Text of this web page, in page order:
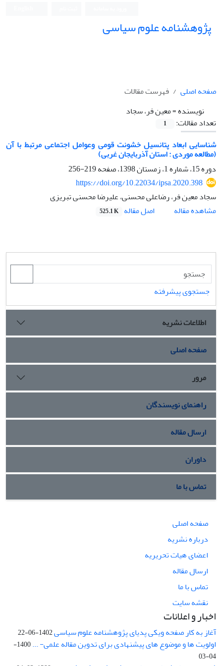
پژوهشنامه علوم سیاسی
صفحه اصلی
فهرست مقالات
نویسنده =معین فر، سجاد
تعداد مقالات:
1
شناسایی ابعاد پتانسیل خشونت قومی وعوامل اجتماعی مرتبط با آن
(مطالعه موردی : استان آذربایجان غربی)
دوره 15، شماره 1، زمستان 1398، صفحه
219-256
https://doi.org/10.22034/ipsa.2020.398
سجاد معین فر، رضاعلی محسنی، علیرضا محسنی تبریزی
مشاهده مقاله
اصل مقاله 525.1 K
جستجوی پیشرفته
اطلاعات نشریه
صفحه اصلی
مرور
راهنمای نویسندگان
ارسال مقاله
داوران
تماس با ما
صفحه اصلی
درباره نشریه
اعضای هیات تحریریه
ارسال مقاله
تماس با ما
نقشه سایت
اخبار و اعلانات
آغاز به کار صفحه ویکی پدیای پژوهشنامه علوم سیاسی1402-06-22
اولویت ها و موضوع های پیشنهادی برای تدوین مقاله علمی- ...
1400-
04-03